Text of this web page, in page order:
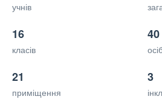
учнів
16
класів
40
21
приміщення
3